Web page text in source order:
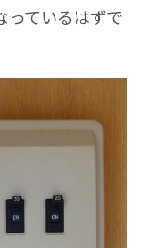
っているはずで